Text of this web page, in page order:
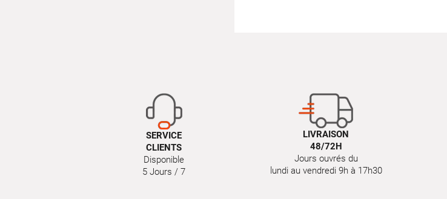
SERVICE
CLIENTS
Disponible
5 Jours / 7
LIVRAISON
48/72H
Jours ouvrés du
lundi au vendredi 9h à 17h30